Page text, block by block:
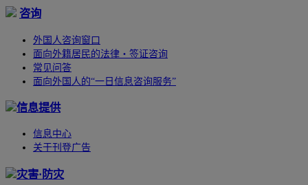
咨询
外国人咨询窗口
面向外籍居民的法律・签证咨询
常见问答
面向外国人的“一日信息咨询服务”
信息提供
信息中心
关于刊登广告
灾害·防灾